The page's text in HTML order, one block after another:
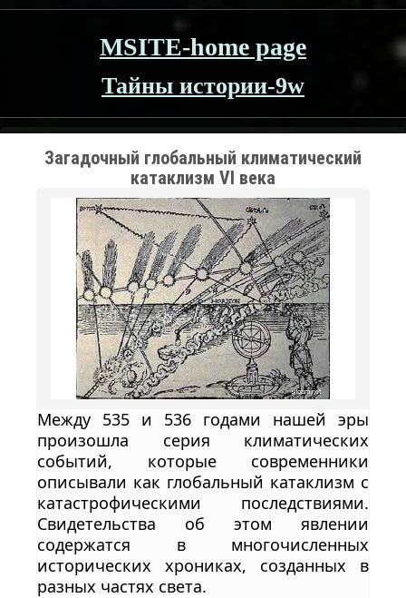
MSITE-home page
Тайны истории-9w
Загадочный глобальный климатический
катаклизм VI века
Между 535 и 536 годами нашей эры
произошла серия климатических
событий, которые современники
описывали как глобальный катаклизм с
катастрофическими последствиями.
Свидетельства об этом явлении
содержатся в многочисленных
исторических хрониках, созданных в
разных частях света.